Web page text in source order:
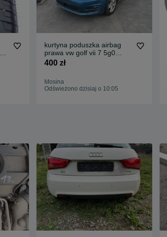
kurtyna poduszka airbag
prawa vw golf vii 7 5g0
kombi 2012 – 2020
400 zł
Mosina
Odświeżono dzisiaj o 10:05